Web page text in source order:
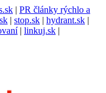
| PR články rýchlo a
| stop.sk | hydrant.sk |
| linkuj.sk |